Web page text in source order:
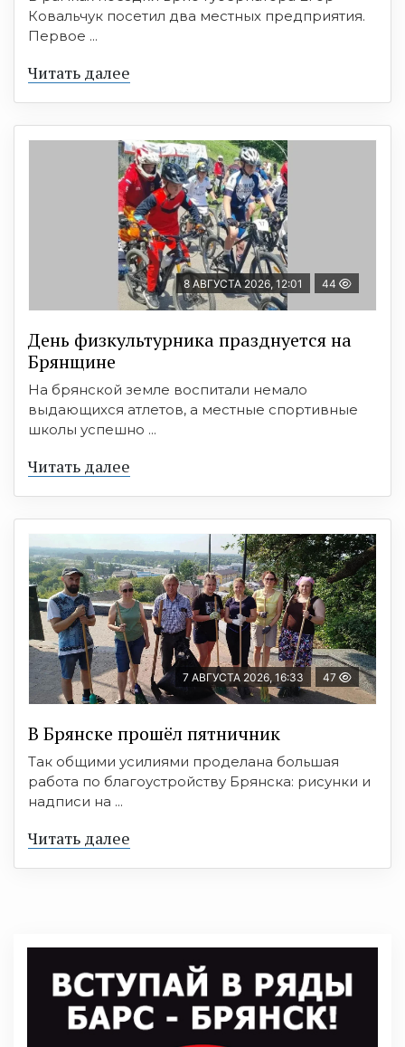
Ковальчук посетил два местных предприятия.
Первое ...
Читать далее
8 АВГУСТА 2026, 12:01 44
День физкультурника празднуется на
Брянщине
На брянской земле воспитали немало
выдающихся атлетов, а местные спортивные
школы успешно ...
Читать далее
7 АВГУСТА 2026, 16:33 47
В Брянске прошёл пятничник
Так общими усилиями проделана большая
работа по благоустройству Брянска: рисунки и
надписи на ...
Читать далее